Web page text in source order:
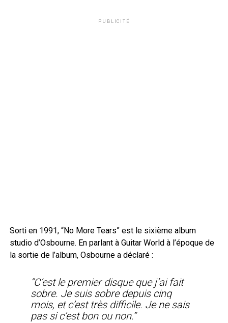
PUBLICITÉ
Sorti en 1991, “No More Tears” est le sixième album
studio d’Osbourne. En parlant à Guitar World à l’époque de
la sortie de l’album, Osbourne a déclaré :
“C’est le premier disque que j’ai fait
sobre. Je suis sobre depuis cinq
mois, et c’est très difficile. Je ne sais
pas si c’est bon ou non.”